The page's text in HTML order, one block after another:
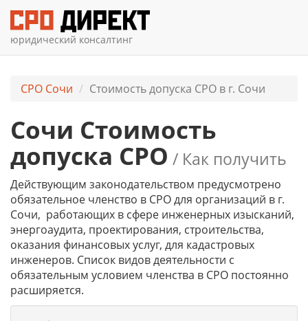
юридический консалтинг
СРО Сочи Стоимость допуска СРО в г. Сочи
Сочи Стоимость
допуска СРО / Как получить
Действующим законодательством предусмотрено
обязательное членство в СРО для организаций в г.
Сочи, работающих в сфере инженерных изысканий,
энергоаудита, проектирования, строительства,
оказания финансовых услуг, для кадастровых
инженеров. Список видов деятельности с
обязательным условием членства в СРО постоянно
расширяется.